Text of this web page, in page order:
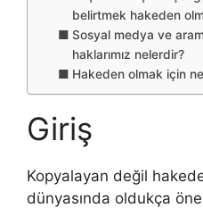
belirtmek hakeden
Sosyal medya ve
haklarımız nelerdir?
Hakeden olmak için
Giriş
Kopyalayan değil
dünyasında oldukça